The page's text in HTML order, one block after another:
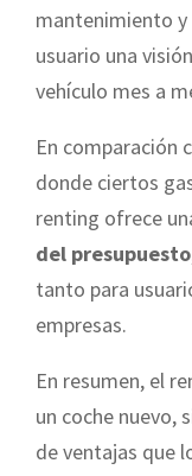
mantenimiento
usuario una
vehículo mes a
En comparación
donde ciertos
renting ofrece
del presupuesto
tanto para
empresas.
En resumen, el
un coche nuevo,
de ventajas que